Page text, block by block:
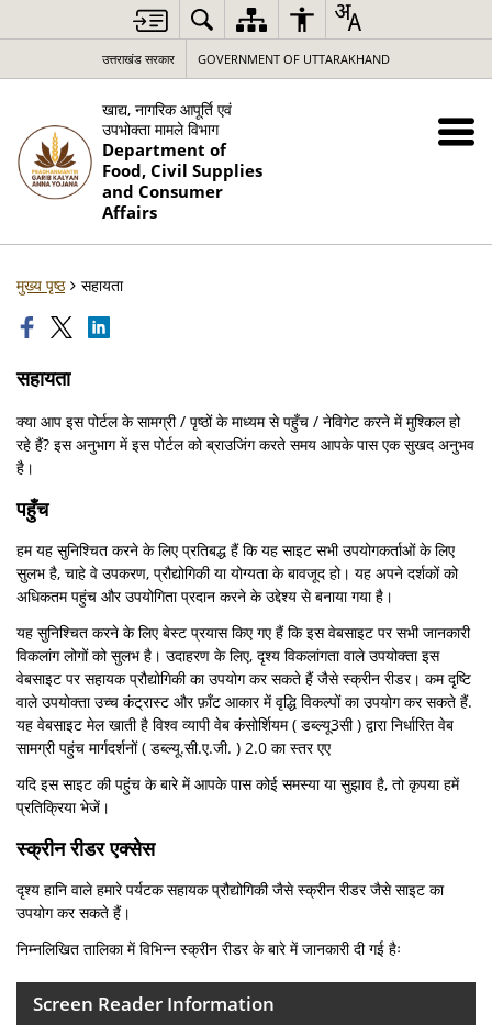
उत्तराखंड सरकार GOVERNMENT OF UTTARAKHAND
खाद्य, नागरिक आपूर्ति एवं
उपभोक्ता मामले विभाग
Department of
Food, Civil Supplies
and Consumer
Affairs
मुख्य पृष्ठ सहायता
सहायता
क्या आप इस पोर्टल के सामग्री / पृष्ठों के माध्यम से पहुँच / नेविगेट करने में मुश्किल हो
रहे हैं? इस अनुभाग में इस पोर्टल को ब्राउजिंग करते समय आपके पास एक सुखद अनुभव
है।
पहुँच
हम यह सुनिश्चित करने के लिए प्रतिबद्ध हैं कि यह साइट सभी उपयोगकर्ताओं के लिए
सुलभ है, चाहे वे उपकरण, प्रौद्योगिकी या योग्यता के बावजूद हो। यह अपने दर्शकों को
अधिकतम पहुंच और उपयोगिता प्रदान करने के उद्देश्य से बनाया गया है।
यह सुनिश्चित करने के लिए बेस्ट प्रयास किए गए हैं कि इस वेबसाइट पर सभी जानकारी
विकलांग लोगों को सुलभ है। उदाहरण के लिए, दृश्य विकलांगता वाले उपयोक्ता इस
वेबसाइट पर सहायक प्रौद्योगिकी का उपयोग कर सकते हैं जैसे स्क्रीन रीडर। कम दृष्टि
वाले उपयोक्ता उच्च कंट्रास्ट और फ़ॉंट आकार में वृद्धि विकल्पों का उपयोग कर सकते हैं.
यह वेबसाइट मेल खाती है विश्व व्यापी वेब कंसोर्शियम ( डब्ल्यू3सी ) द्वारा निर्धारित वेब
सामग्री पहुंच मार्गदर्शनों ( डब्ल्यू.सी.ए.जी. ) 2.0 का स्तर एए
यदि इस साइट की पहुंच के बारे में आपके पास कोई समस्या या सुझाव है, तो कृपया हमें
प्रतिक्रिया भेजें।
स्क्रीन रीडर एक्सेस
दृश्य हानि वाले हमारे पर्यटक सहायक प्रौद्योगिकी जैसे स्क्रीन रीडर जैसे साइट का
उपयोग कर सकते हैं।
निम्नलिखित तालिका में विभिन्न स्क्रीन रीडर के बारे में जानकारी दी गई हैः
Screen Reader Information